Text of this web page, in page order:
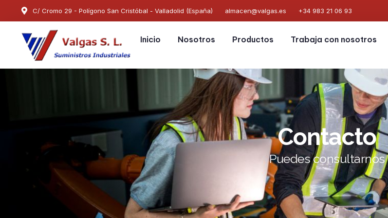
C/ Cromo 29 - Polígono San Cristóbal - Valladolid (España) almacen@valgas.es +34 983 21 06 93
Inicio Nosotros Productos Trabaja con nosotros
Contacto
Puedes consultarnos